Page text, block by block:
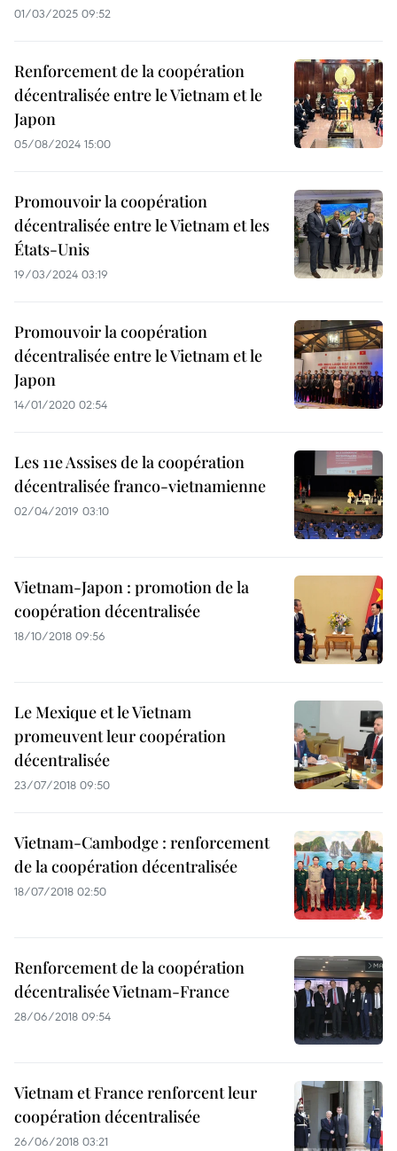
01/03/2025 09:52
Renforcement de la coopération
décentralisée entre le Vietnam et le
Japon
05/08/2024 15:00
Promouvoir la coopération
décentralisée entre le Vietnam et les
États-Unis
19/03/2024 03:19
Promouvoir la coopération
décentralisée entre le Vietnam et le
Japon
14/01/2020 02:54
Les 11e Assises de la coopération
décentralisée franco-vietnamienne
02/04/2019 03:10
Vietnam-Japon : promotion de la
coopération décentralisée
18/10/2018 09:56
Le Mexique et le Vietnam
promeuvent leur coopération
décentralisée
23/07/2018 09:50
Vietnam-Cambodge : renforcement
de la coopération décentralisée
18/07/2018 02:50
Renforcement de la coopération
décentralisée Vietnam-France
28/06/2018 09:54
Vietnam et France renforcent leur
coopération décentralisée
26/06/2018 03:21